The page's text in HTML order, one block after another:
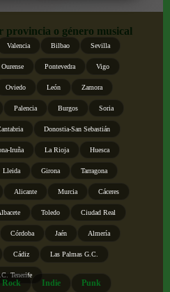
provincia o género musical
Valencia Bilbao Sevilla
Ourense Pontevedra Vigo
Oviedo León Zamora
Palencia Burgos Soria
Donostia-San Sebastián
Iruña La Rioja Huesca
Lleida Girona Tarragona
Alicante Murcia Cáceres
Toledo Ciudad Real
Córdoba Jaén Almería
Cádiz Las Palmas G.C.
Tenerife
Rock Indie Punk